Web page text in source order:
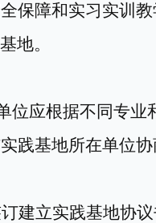
保障和实习实训
地。
位应根据不同专业
践基地所在单位
建立实践基地协议